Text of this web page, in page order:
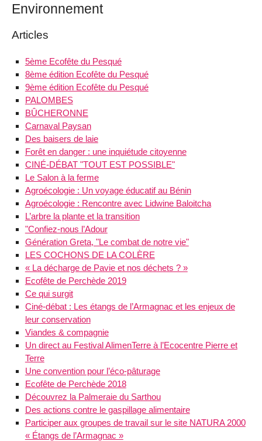
Environnement
Articles
5ème Ecofête du Pesqué
8ème édition Ecofête du Pesqué
9ème édition Ecofête du Pesqué
PALOMBES
BÛCHERONNE
Carnaval Paysan
Des baisers de laie
Forêt en danger : une inquiétude citoyenne
CINÉ-DÉBAT "TOUT EST POSSIBLE"
Le Salon à la ferme
Agroécologie : Un voyage éducatif au Bénin
Agroécologie : Rencontre avec Lidwine Baloitcha
L’arbre la plante et la transition
"Confiez-nous l’Adour
Génération Greta, "Le combat de notre vie"
LES COCHONS DE LA COLÈRE
« La décharge de Pavie et nos déchets ? »
Ecofête de Perchède 2019
Ce qui surgit
Ciné-débat : Les étangs de l’Armagnac et les enjeux de
leur conservation
Viandes & compagnie
Un direct au Festival AlimenTerre à l’Ecocentre Pierre et
Terre
Une convention pour l’éco-pâturage
Ecofête de Perchède 2018
Découvrez la Palmeraie du Sarthou
Des actions contre le gaspillage alimentaire
Participer aux groupes de travail sur le site NATURA 2000
« Étangs de l’Armagnac »